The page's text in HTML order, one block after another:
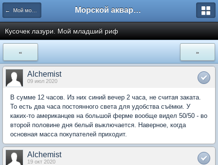
← Мой морской аквариум Морской аквариум. Форумы ReefCentral.ru
Кусочек лазури. Мой младший риф
« »
Alchemist
09 июл 2020
В сумме 12 часов. Из них синий вечер 2 часа, не считая заката.
То есть два часа постоянного света для удобства съёмки. У
каких-то американцев на большой ферме вообще видел 50/50 - во
второй половине дня белый выключается. Наверное, когда
основная масса покупателей приходит.
Alchemist
19 окт 2020